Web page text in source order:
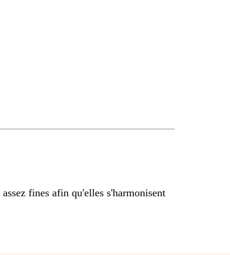
fines afin qu'elles s'harmonisent